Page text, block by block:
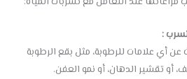
عن أي علامات للرطوبة، مثل بقع الرطوبة
أو تقشير الدهان، أو نمو العفن.